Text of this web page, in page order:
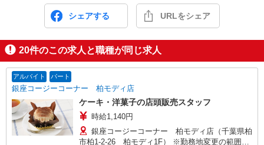
シェアする URLをシェア
20件のこの求人と職種が同じ求人
アルバイト パート
銀座コージーコーナー 柏モディ店
ケーキ・洋菓子の店頭販売スタッフ
時給1,140円
銀座コージーコーナー 柏モディ店（千葉県柏
市柏1-2-26 柏モディ1F） ※勤務地変更の範囲：